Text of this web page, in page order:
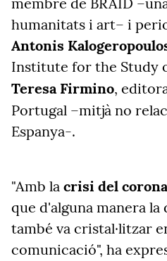
humanitats i art– i
Antonis
Institute for the Study
Teresa Firmino,
Portugal –mitjà no
Espanya-.
"Amb la crisi del
que d'alguna manera
també va cristal·litzar
comunicació", ha